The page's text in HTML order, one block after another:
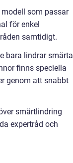
som passar
för enkel
samtidigt.
bara lindrar smärta
finns speciella
genom att snabbt
smärtlindring
expertråd och